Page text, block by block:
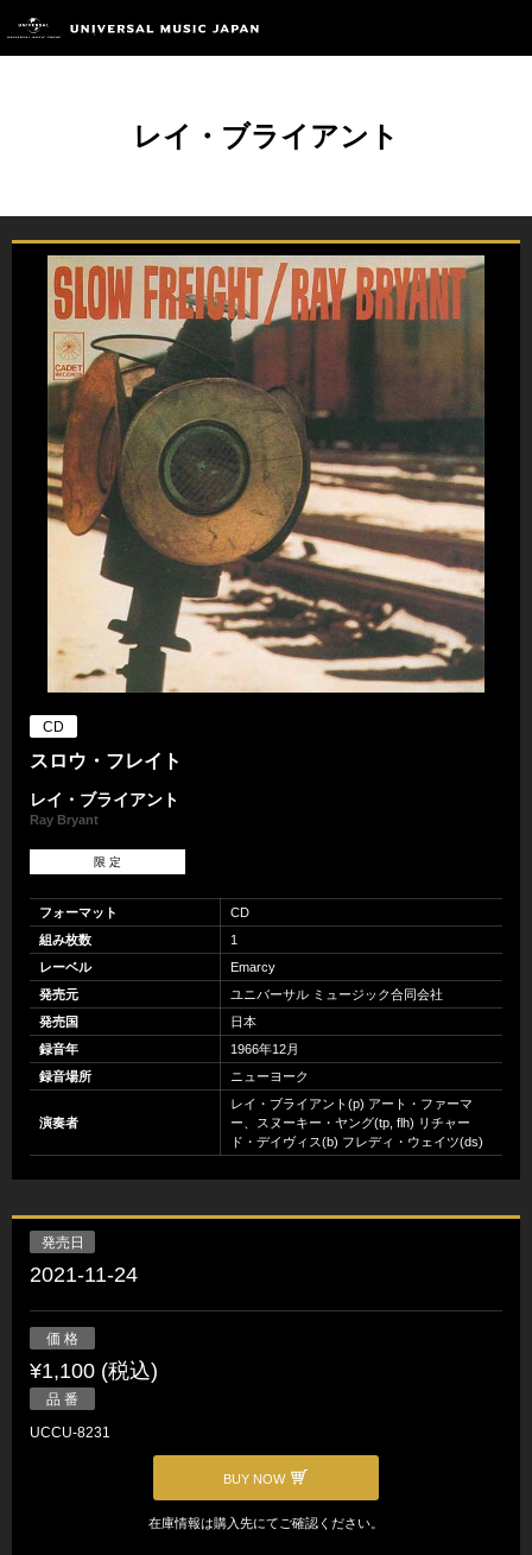
レイ・ブライアント
CD
スロウ・フレイト
レイ・ブライアント
Ray Bryant
限 定
フォーマット
CD
組み枚数
1
レーベル
Emarcy
発売元
ユニバーサル ミュージック合同会社
発売国
日本
録音年
1966年12月
録音場所
ニューヨーク
演奏者
レイ・ブライアント(p) アート・ファーマ
ー、スヌーキー・ヤング(tp, flh) リチャー
ド・デイヴィス(b) フレディ・ウェイツ(ds)
発売日
2021-11-24
価 格
¥1,100 (税込)
品 番
UCCU-8231
BUY NOW
在庫情報は購入先にてご確認ください。